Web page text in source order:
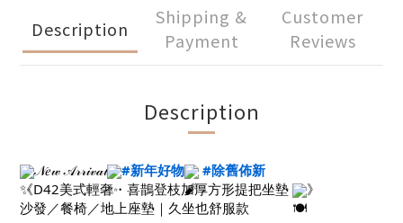
Description
Shipping &
Payment
Customer
Reviews
Description
𝒩𝑒𝓌 𝒜𝓇𝓇𝒾𝓋𝒶𝓁 #新年好物
#除舊佈新
《D42美式輕奢・喜鵲登枝加厚方形提把坐墊
》
沙發／餐椅／地上座墊｜久坐也舒服款